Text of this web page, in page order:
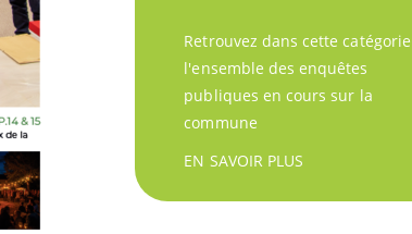
Retrouvez dans cette catégorie
l'ensemble des enquêtes
publiques en cours sur la
commune
EN SAVOIR PLUS